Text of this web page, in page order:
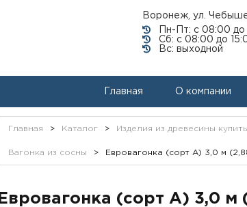
Воронеж, ул.
Пн-Пт: с 08:00 до
Сб: с 08:00 до
Вс: выходной
Главная О компании
Главная > Каталог > Изделия из древесины
Вагонка из сосны > Евровагонка (сорт А) 3,0 м
Евровагонка (сорт А) 3,0 м